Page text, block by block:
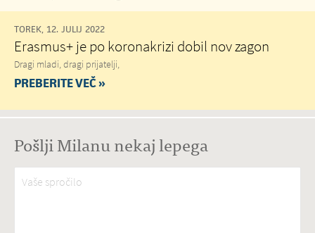
TOREK, 12. JULIJ 2022
Erasmus+ je po koronakrizi dobil nov zagon
Dragi mladi, dragi prijatelji,
PREBERITE VEČ »
Pošlji Milanu nekaj lepega
Vaše spročilo*